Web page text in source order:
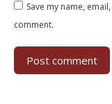
Save my name,
comment.
Post comment